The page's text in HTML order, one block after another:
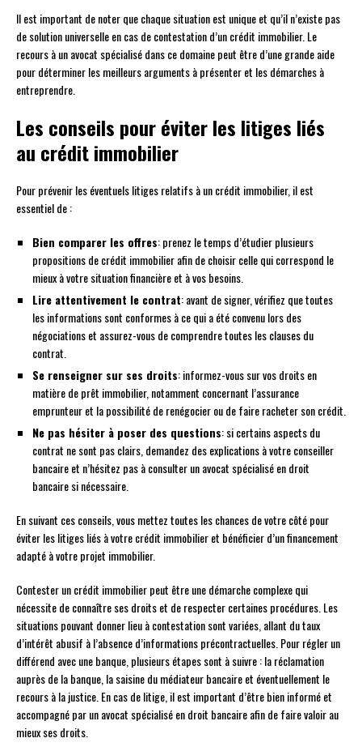
Il est important de noter que chaque situation est unique et qu’il n’existe pas
de solution universelle en cas de contestation d’un crédit immobilier. Le
recours à un avocat spécialisé dans ce domaine peut être d’une grande aide
pour déterminer les meilleurs arguments à présenter et les démarches à
entreprendre.
Les conseils pour éviter les litiges liés
au crédit immobilier
Pour prévenir les éventuels litiges relatifs à un crédit immobilier, il est
essentiel de :
Bien comparer les offres: prenez le temps d’étudier plusieurs
propositions de crédit immobilier afin de choisir celle qui correspond le
mieux à votre situation financière et à vos besoins.
Lire attentivement le contrat: avant de signer, vérifiez que toutes
les informations sont conformes à ce qui a été convenu lors des
négociations et assurez-vous de comprendre toutes les clauses du
contrat.
Se renseigner sur ses droits: informez-vous sur vos droits en
matière de prêt immobilier, notamment concernant l’assurance
emprunteur et la possibilité de renégocier ou de faire racheter son crédit.
Ne pas hésiter à poser des questions: si certains aspects du
contrat ne sont pas clairs, demandez des explications à votre conseiller
bancaire et n’hésitez pas à consulter un avocat spécialisé en droit
bancaire si nécessaire.
En suivant ces conseils, vous mettez toutes les chances de votre côté pour
éviter les litiges liés à votre crédit immobilier et bénéficier d’un financement
adapté à votre projet immobilier.
Contester un crédit immobilier peut être une démarche complexe qui
nécessite de connaître ses droits et de respecter certaines procédures. Les
situations pouvant donner lieu à contestation sont variées, allant du taux
d’intérêt abusif à l’absence d’informations précontractuelles. Pour régler un
différend avec une banque, plusieurs étapes sont à suivre : la réclamation
auprès de la banque, la saisine du médiateur bancaire et éventuellement le
recours à la justice. En cas de litige, il est important d’être bien informé et
accompagné par un avocat spécialisé en droit bancaire afin de faire valoir au
mieux ses droits.